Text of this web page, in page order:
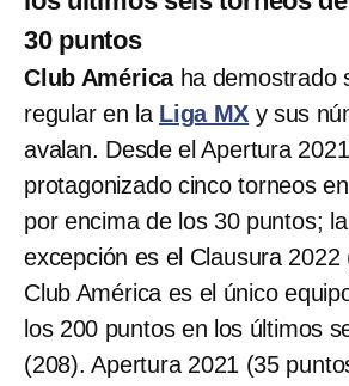
30 puntos
Club Américaha demostrado
regular en la Liga MX y sus
avalan. Desde el Apertura
protagonizado cinco torneos
por encima de los 30 puntos;
excepción es el Clausura 2022
Club América es el único
los 200 puntos en los últimos
(208). Apertura 2021 (35